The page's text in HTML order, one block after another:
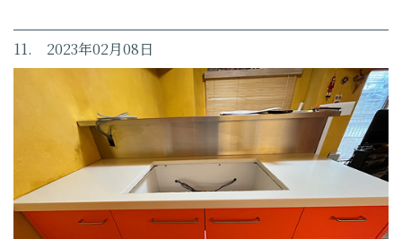
11. 2023年02月08日